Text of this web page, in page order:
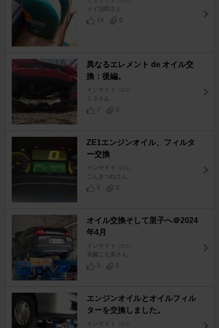
メイ治郎さん
14
0
異なるエレメント de オイル交
換：後編。
インサイト [ZE1]
１３さん
7
0
ZE1エンジンオイル、フィルタ
ー交換
インサイト [ZE1]
ごんきつねさん
5
0
オイル交換そして里子へ＠2024
年4月
インサイト [ZE1]
安藤二七美さん
5
0
エンジンオイルとオイルフィル
ターを交換しました。
インサイト [ZE1]